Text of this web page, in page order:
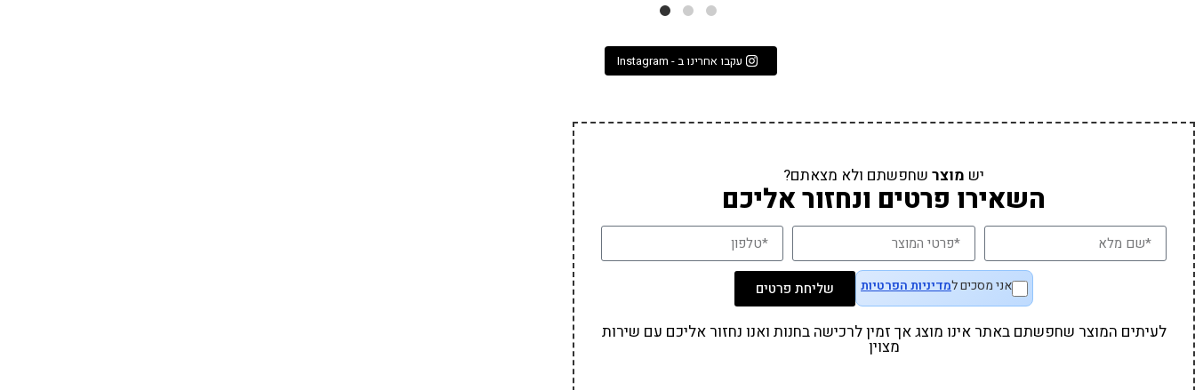
עקבו אחרינו ב - Instagram
יש מוצר שחפשתם ולא מצאתם?
השאירו פרטים ונחזור אליכם
אני מסכים למדיניות הפרטיות שליחת פרטים
לעיתים המוצר שחפשתם באתר אינו מוצג אך זמין לרכישה בחנות ואנו נחזור אליכם עם שירות
מצוין